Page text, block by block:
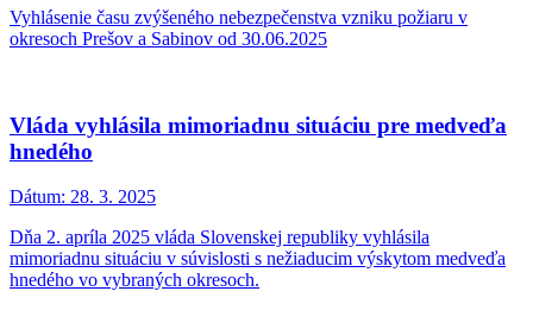
Vyhlásenie času zvýšeného nebezpečenstva vzniku požiaru v
okresoch Prešov a Sabinov od 30.06.2025
Vláda vyhlásila mimoriadnu situáciu pre medveďa
hnedého
Dátum: 28. 3. 2025
Dňa 2. apríla 2025 vláda Slovenskej republiky vyhlásila
mimoriadnu situáciu v súvislosti s nežiaducim výskytom medveďa
hnedého vo vybraných okresoch.